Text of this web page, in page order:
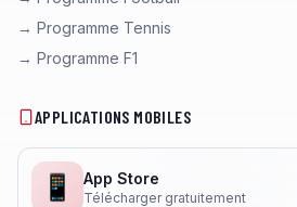
→ Programme Tennis
→ Programme F1
APPLICATIONS MOBILES
📱 App Store
Télécharger gratuitement